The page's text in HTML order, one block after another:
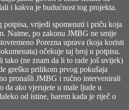
i kakva je budućnost tog projekta.
potpisa, vrijedi spomenuti i priču koja
Naime, po zakonu JMBG ne smije
Porezna uprava (koja koristi
očekuje taj broj u potpisu.
tako (ne znam da li to rade još uvijek)
grešku prilikom prvog pokušaja
pronašli JMBG i ručno intervenirali
da ako vjerujete u male ljude u
od istine, barem kada je riječ o